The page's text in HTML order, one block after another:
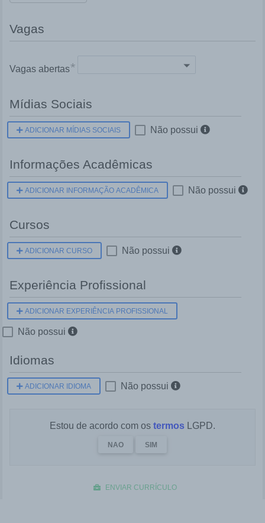
Vagas
Vagas abertas*
Mídias Sociais
ADICIONAR MÍDIAS SOCIAIS Não possui
Informações Acadêmicas
ADICIONAR INFORMAÇÃO ACADÊMICA Não possui
Cursos
ADICIONAR CURSO Não possui
Experiência Profissional
ADICIONAR EXPERIÊNCIA PROFISSIONAL
Não possui
Idiomas
ADICIONAR IDIOMA Não possui
Estou de acordo com os termos LGPD.
NAO SIM
ENVIAR CURRÍCULO